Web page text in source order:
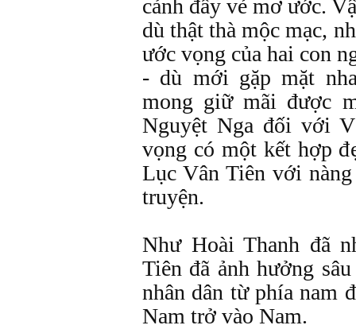
cảnh đầy vẻ mơ ước.
dù thật thà mộc mạc,
ước vọng của hai con
- dù mới gặp mặt
mong giữ mãi được
Nguyệt Nga đối với
vọng có một kết hợp
Lục Vân Tiên với
truyện.
Như Hoài Thanh đã
Tiên đã ảnh hưởng
nhân dân từ phía nam
Nam trở vào Nam.